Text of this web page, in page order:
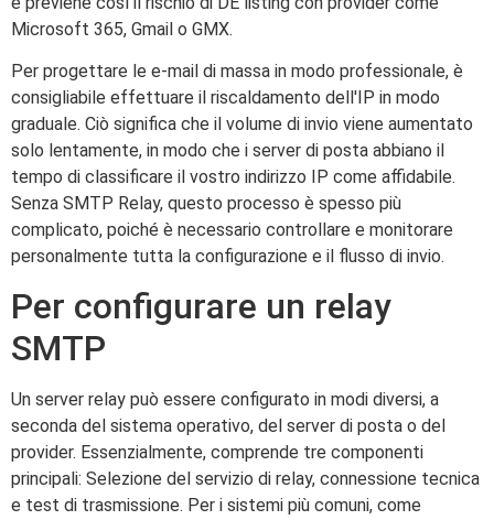
Microsoft 365, Gmail o GMX.
Per progettare le e-mail di massa in modo professionale, è
consigliabile effettuare il riscaldamento dell'IP in modo
graduale. Ciò significa che il volume di invio viene aumentato
solo lentamente, in modo che i server di posta abbiano il
tempo di classificare il vostro indirizzo IP come affidabile.
Senza SMTP Relay, questo processo è spesso più
complicato, poiché è necessario controllare e monitorare
personalmente tutta la configurazione e il flusso di invio.
Per configurare un relay
SMTP
Un server relay può essere configurato in modi diversi, a
seconda del sistema operativo, del server di posta o del
provider. Essenzialmente, comprende tre componenti
principali: Selezione del servizio di relay, connessione tecnica
e test di trasmissione. Per i sistemi più comuni, come